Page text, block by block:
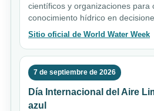
científicos y organizaciones para
conocimiento hídrico en
Sitio oficial de World Water Week
7 de septiembre de 2026
Día Internacional del Aire
azul